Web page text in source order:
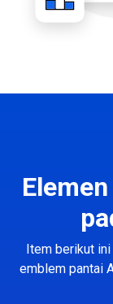
Item berikut
emblem pantai